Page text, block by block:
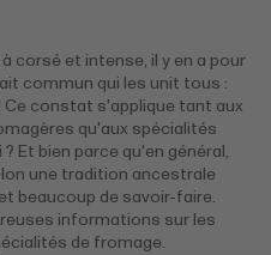
corsé et intense, il y en a pour
commun qui les unit tous :
constat s'applique tant aux
qu'aux spécialités
Et bien parce qu'en général,
une tradition ancestrale
beaucoup de savoir-faire.
informations sur les
de fromage.